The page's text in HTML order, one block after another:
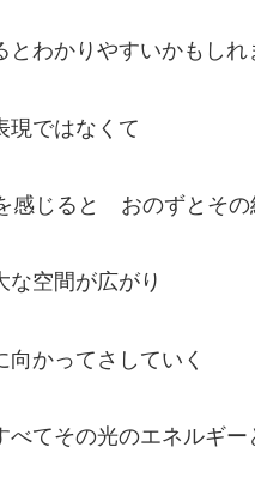
とわかりやすいかもしれ
現ではなくて
感じると おのずとその
な空間が広がり
かってさしていく
べてその光のエネルギ